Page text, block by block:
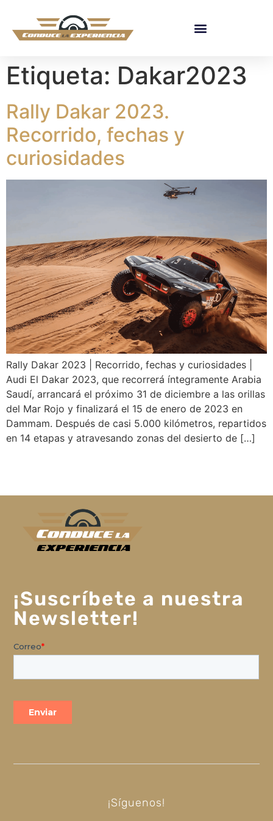
Etiqueta: Dakar2023
Rally Dakar 2023.
Recorrido, fechas y
curiosidades
Rally Dakar 2023 | Recorrido, fechas y curiosidades |
Audi El Dakar 2023, que recorrerá íntegramente Arabia
Saudí, arrancará el próximo 31 de diciembre a las orillas
del Mar Rojo y finalizará el 15 de enero de 2023 en
Dammam. Después de casi 5.000 kilómetros, repartidos
en 14 etapas y atravesando zonas del desierto de […]
¡Suscríbete a nuestra
Newsletter!
¡Síguenos!